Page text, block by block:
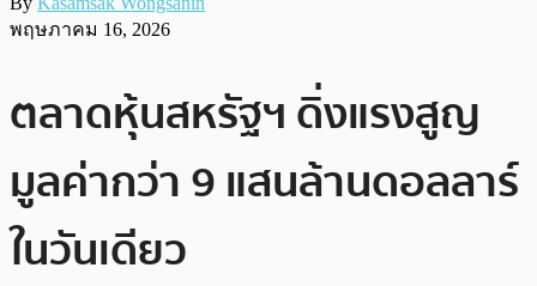
พฤษภาคม 16, 2026
ตลาดหุ้นสหรัฐฯ ดิ่งแรงสูญ
มูลค่ากว่า 9 แสนล้านดอลลาร์
ในวันเดียว